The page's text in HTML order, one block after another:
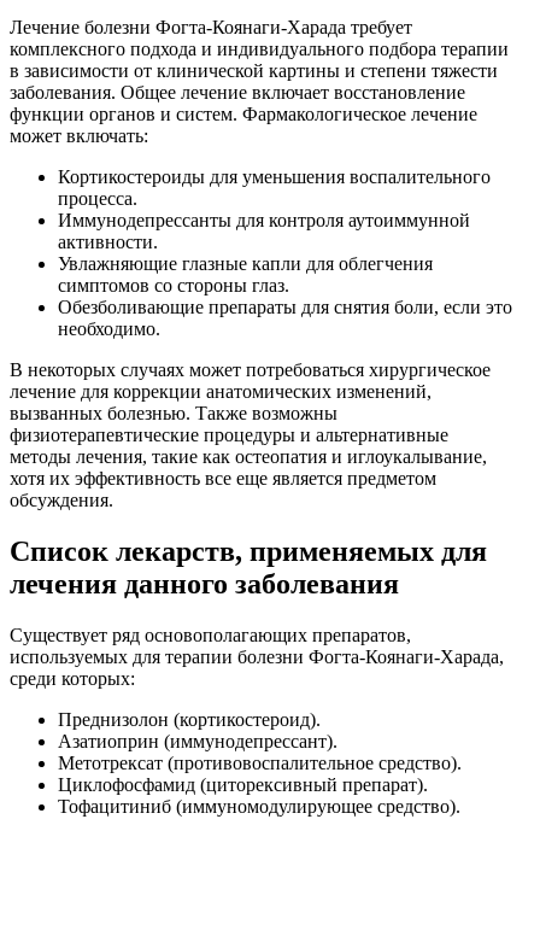
Лечение болезни Фогта-Коянаги-Харада требует
комплексного подхода и индивидуального подбора терапии
в зависимости от клинической картины и степени тяжести
заболевания. Общее лечение включает восстановление
функции органов и систем. Фармакологическое лечение
может включать:
Кортикостероиды для уменьшения воспалительного
процесса.
Иммунодепрессанты для контроля аутоиммунной
активности.
Увлажняющие глазные капли для облегчения
симптомов со стороны глаз.
Обезболивающие препараты для снятия боли, если это
необходимо.
В некоторых случаях может потребоваться хирургическое
лечение для коррекции анатомических изменений,
вызванных болезнью. Также возможны
физиотерапевтические процедуры и альтернативные
методы лечения, такие как остеопатия и иглоукалывание,
хотя их эффективность все еще является предметом
обсуждения.
Список лекарств, применяемых для
лечения данного заболевания
Существует ряд основополагающих препаратов,
используемых для терапии болезни Фогта-Коянаги-Харада,
среди которых:
Преднизолон (кортикостероид).
Азатиоприн (иммунодепрессант).
Метотрексат (противовоспалительное средство).
Циклофосфамид (циторексивный препарат).
Тофацитиниб (иммуномодулирующее средство).